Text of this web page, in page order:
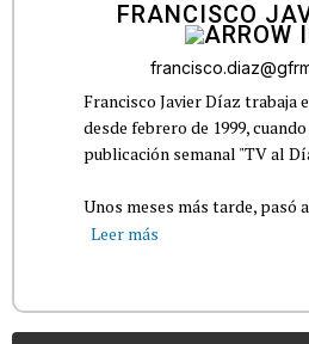
FRANCISCO
Francisco Javier Díaz trabaja
desde febrero de 1999,
publicación semanal "TV al
Unos meses más tarde, pasó
Leer más